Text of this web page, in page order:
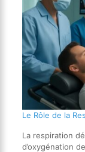
Le Rôle de la
La respiration
d’oxygénation